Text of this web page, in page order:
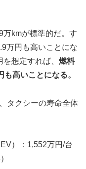
万kmが標準的だ。す
万円も高いことにな
想定すれば、 燃料
高いことになる。
タクシーの寿命全体
）：1,552万円/台